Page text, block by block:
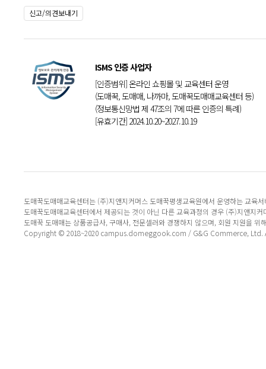
신고/의견보내기
ISMS 인증 사업자
[인증범위] 온라인 쇼핑몰 및 교육센터 운영
(도매꾹, 도매매, 나까마, 도매꾹도매매교육센터 등)
(정보통신망법 제 47조의 7에 따른 인증의 특례)
[유효기간] 2024.10.20~2027.10.19
도매꾹도매매교육센터는 (주)지앤지커머스 도매꾹평생교육원에서 운영하는 교육
도매꾹도매매교육센터에서 제공되는 것이 아닌 다른 교육과정의 경우 (주)지앤지
도매꾹 도매매는 상품공급사, 구매사, 전문셀러와 경쟁하지 않으며, 회원 지원을 위
Copyright © 2018~2020 campus.domeggook.com / G&G Commerce, Ltd.